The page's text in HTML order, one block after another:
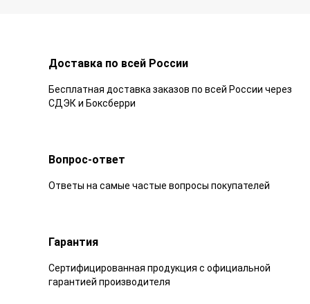
Доставка по всей России
Бесплатная доставка заказов по всей России через
СДЭК и Боксберри
Вопрос-ответ
Ответы на самые частые вопросы покупателей
Гарантия
Сертифицированная продукция с официальной
гарантией производителя